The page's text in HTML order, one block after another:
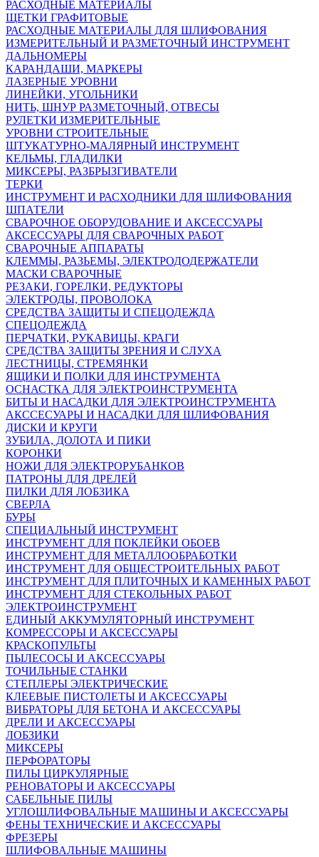
РАСХОДНЫЕ МАТЕРИАЛЫ
ЩЕТКИ ГРАФИТОВЫЕ
РАСХОДНЫЕ МАТЕРИАЛЫ ДЛЯ ШЛИФОВАНИЯ
ИЗМЕРИТЕЛЬНЫЙ И РАЗМЕТОЧНЫЙ ИНСТРУМЕНТ
ДАЛЬНОМЕРЫ
КАРАНДАШИ, МАРКЕРЫ
ЛАЗЕРНЫЕ УРОВНИ
ЛИНЕЙКИ, УГОЛЬНИКИ
НИТЬ, ШНУР РАЗМЕТОЧНЫЙ, ОТВЕСЫ
РУЛЕТКИ ИЗМЕРИТЕЛЬНЫЕ
УРОВНИ СТРОИТЕЛЬНЫЕ
ШТУКАТУРНО-МАЛЯРНЫЙ ИНСТРУМЕНТ
КЕЛЬМЫ, ГЛАДИЛКИ
МИКСЕРЫ, РАЗБРЫЗГИВАТЕЛИ
ТЕРКИ
ИНСТРУМЕНТ И РАСХОДНИКИ ДЛЯ ШЛИФОВАНИЯ
ШПАТЕЛИ
СВАРОЧНОЕ ОБОРУДОВАНИЕ И АКСЕССУАРЫ
АКСЕССУАРЫ ДЛЯ СВАРОЧНЫХ РАБОТ
СВАРОЧНЫЕ АППАРАТЫ
КЛЕММЫ, РАЗЬЕМЫ, ЭЛЕКТРОДОДЕРЖАТЕЛИ
МАСКИ СВАРОЧНЫЕ
РЕЗАКИ, ГОРЕЛКИ, РЕДУКТОРЫ
ЭЛЕКТРОДЫ, ПРОВОЛОКА
СРЕДСТВА ЗАЩИТЫ И СПЕЦОДЕЖДА
СПЕЦОДЕЖДА
ПЕРЧАТКИ, РУКАВИЦЫ, КРАГИ
СРЕДСТВА ЗАЩИТЫ ЗРЕНИЯ И СЛУХА
ЛЕСТНИЦЫ, СТРЕМЯНКИ
ЯЩИКИ И ПОЛКИ ДЛЯ ИНСТРУМЕНТА
ОСНАСТКА ДЛЯ ЭЛЕКТРОИНСТРУМЕНТА
БИТЫ И НАСАДКИ ДЛЯ ЭЛЕКТРОИНСТРУМЕНТА
АКССЕСУАРЫ И НАСАДКИ ДЛЯ ШЛИФОВАНИЯ
ДИСКИ И КРУГИ
ЗУБИЛА, ДОЛОТА И ПИКИ
КОРОНКИ
НОЖИ ДЛЯ ЭЛЕКТРОРУБАНКОВ
ПАТРОНЫ ДЛЯ ДРЕЛЕЙ
ПИЛКИ ДЛЯ ЛОБЗИКА
СВЕРЛА
БУРЫ
СПЕЦИАЛЬНЫЙ ИНСТРУМЕНТ
ИНСТРУМЕНТ ДЛЯ ПОКЛЕЙКИ ОБОЕВ
ИНСТРУМЕНТ ДЛЯ МЕТАЛЛООБРАБОТКИ
ИНСТРУМЕНТ ДЛЯ ОБЩЕСТРОИТЕЛЬНЫХ РАБОТ
ИНСТРУМЕНТ ДЛЯ ПЛИТОЧНЫХ И КАМЕННЫХ РАБОТ
ИНСТРУМЕНТ ДЛЯ СТЕКОЛЬНЫХ РАБОТ
ЭЛЕКТРОИНСТРУМЕНТ
ЕДИНЫЙ АККУМУЛЯТОРНЫЙ ИНСТРУМЕНТ
КОМРЕССОРЫ И АКСЕССУАРЫ
КРАСКОПУЛЬТЫ
ПЫЛЕСОСЫ И АКСЕССУАРЫ
ТОЧИЛЬНЫЕ СТАНКИ
СТЕПЛЕРЫ ЭЛЕКТРИЧЕСКИЕ
КЛЕЕВЫЕ ПИСТОЛЕТЫ И АКСЕССУАРЫ
ВИБРАТОРЫ ДЛЯ БЕТОНА И АКСЕССУАРЫ
ДРЕЛИ И АКСЕССУАРЫ
ЛОБЗИКИ
МИКСЕРЫ
ПЕРФОРАТОРЫ
ПИЛЫ ЦИРКУЛЯРНЫЕ
РЕНОВАТОРЫ И АКСЕССУАРЫ
САБЕЛЬНЫЕ ПИЛЫ
УГЛОШЛИФОВАЛЬНЫЕ МАШИНЫ И АКСЕССУАРЫ
ФЕНЫ ТЕХНИЧЕСКИЕ И АКСЕССУАРЫ
ФРЕЗЕРЫ
ШЛИФОВАЛЬНЫЕ МАШИНЫ